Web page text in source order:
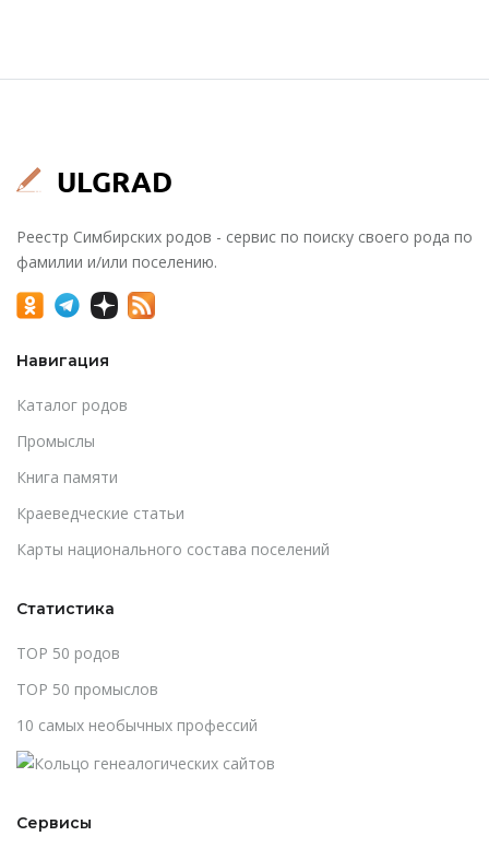
Реестр Симбирских родов - сервис по поиску своего рода по
фамилии и/или поселению.
Навигация
Каталог родов
Промыслы
Книга памяти
Краеведческие статьи
Карты национального состава поселений
Статистика
TOP 50 родов
TOP 50 промыслов
10 самых необычных профессий
Сервисы